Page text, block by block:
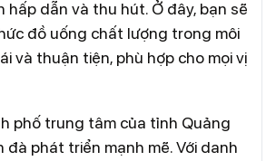
hấp dẫn và thu hút. Ở đây, bạn sẽ
đồ uống chất lượng trong môi
và thuận tiện, phù hợp cho mọi vị
phố trung tâm của tỉnh Quảng
đà phát triển mạnh mẽ. Với danh